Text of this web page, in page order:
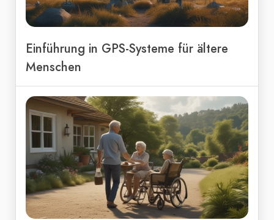
Einführung in GPS-Systeme für ältere
Menschen